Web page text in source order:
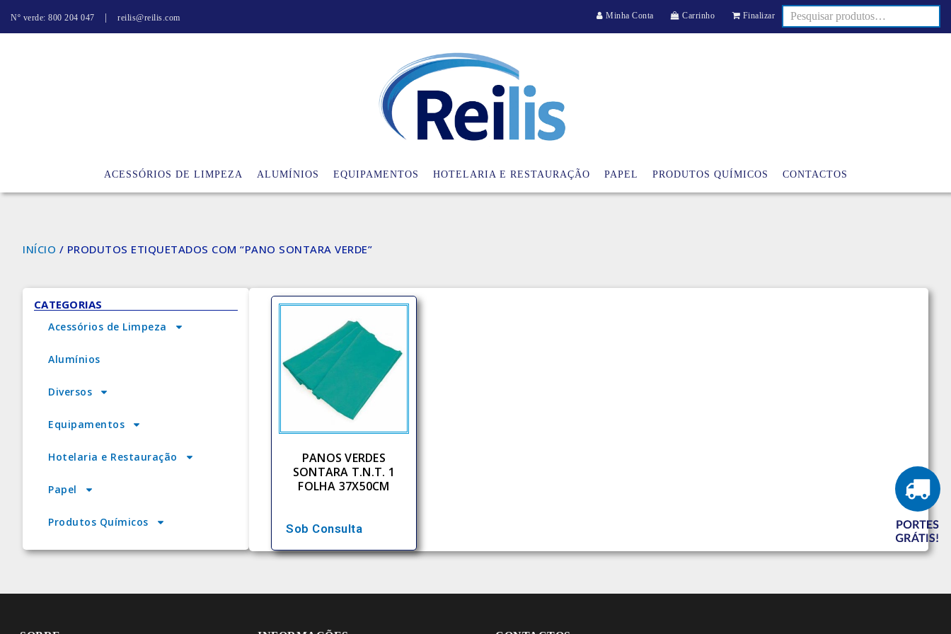
Nº verde: 800 204 047 reilis@reilis.com Minha Conta Carrinho Finalizar
ACESSÓRIOS DE LIMPEZA ALUMÍNIOS EQUIPAMENTOS HOTELARIA E RESTAURAÇÃO PAPEL PRODUTOS QUÍMICOS CONTACTOS
INÍCIO / PRODUTOS ETIQUETADOS COM “PANO SONTARA VERDE”
CATEGORIAS
Acessórios de Limpeza
Alumínios
Diversos
Equipamentos
Hotelaria e Restauração
Papel
Produtos Químicos
PANOS VERDES
SONTARA T.N.T. 1
FOLHA 37X50CM
Sob Consulta